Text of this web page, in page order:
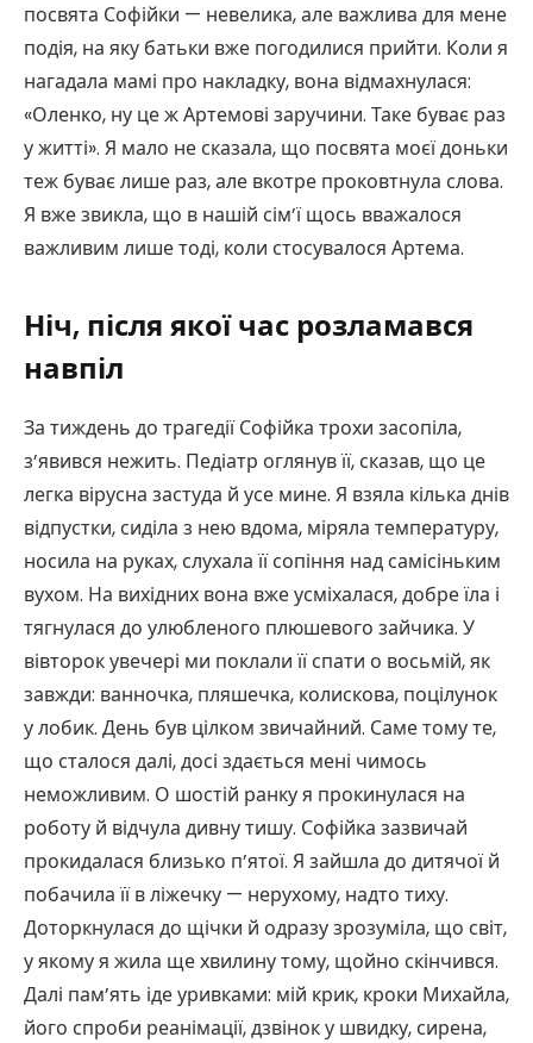
посвята Софійки — невелика, але важлива для мене
подія, на яку батьки вже погодилися прийти. Коли я
нагадала мамі про накладку, вона відмахнулася:
«Оленко, ну це ж Артемові заручини. Таке буває раз
у житті». Я мало не сказала, що посвята моєї доньки
теж буває лише раз, але вкотре проковтнула слова.
Я вже звикла, що в нашій сім’ї щось вважалося
важливим лише тоді, коли стосувалося Артема.
Ніч, після якої час розламався
навпіл
За тиждень до трагедії Софійка трохи засопіла,
з’явився нежить. Педіатр оглянув її, сказав, що це
легка вірусна застуда й усе мине. Я взяла кілька днів
відпустки, сиділа з нею вдома, міряла температуру,
носила на руках, слухала її сопіння над самісіньким
вухом. На вихідних вона вже усміхалася, добре їла і
тягнулася до улюбленого плюшевого зайчика. У
вівторок увечері ми поклали її спати о восьмій, як
завжди: ванночка, пляшечка, колискова, поцілунок
у лобик. День був цілком звичайний. Саме тому те,
що сталося далі, досі здається мені чимось
неможливим. О шостій ранку я прокинулася на
роботу й відчула дивну тишу. Софійка зазвичай
прокидалася близько п’ятої. Я зайшла до дитячої й
побачила її в ліжечку — нерухому, надто тиху.
Доторкнулася до щічки й одразу зрозуміла, що світ,
у якому я жила ще хвилину тому, щойно скінчився.
Далі пам’ять іде уривками: мій крик, кроки Михайла,
його спроби реанімації, дзвінок у швидку, сирена,